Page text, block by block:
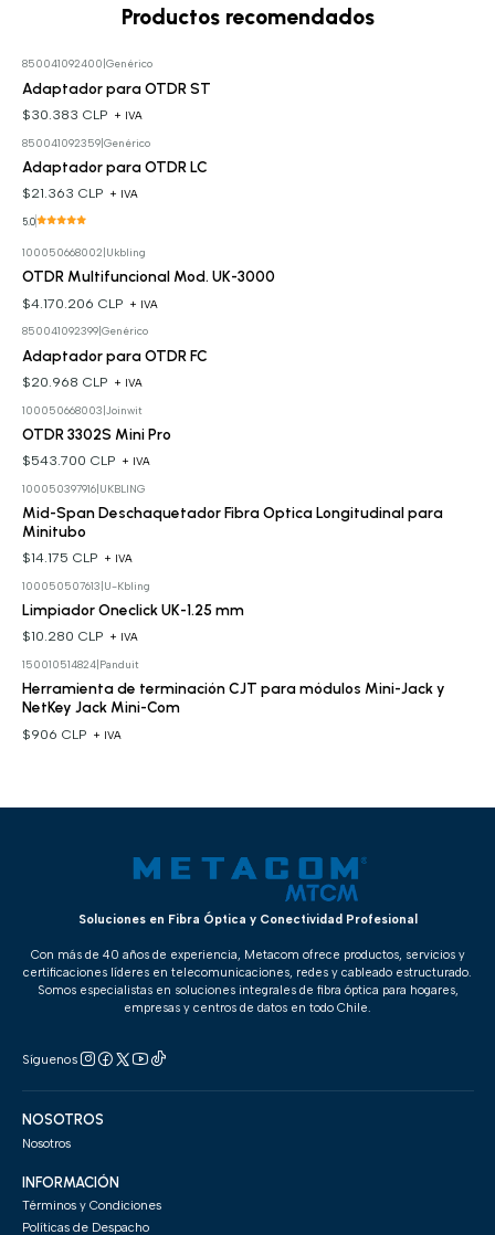
Productos recomendados
850041092400 Genérico
Adaptador para OTDR ST
$30.383 CLP + IVA
850041092359| Genérico
Adaptador para OTDR LC
$21.363 CLP + IVA
5.0
100050668002 Ukbling
OTDR Multifuncional Mod. UK-3000
$4.170.206 CLP + IVA
850041092399| Genérico
Adaptador para OTDR FC
$20.968 CLP + IVA
100050668003 Joinwit
OTDR 3302S Mini Pro
$543.700 CLP + IVA
100050397916| UKBLING
Mid-Span Deschaquetador Fibra Optica Longitudinal para
Minitubo
$14.175 CLP + IVA
100050507613 U-Kbling
Limpiador Oneclick UK-1.25 mm
$10.280 CLP + IVA
150010514824| Panduit
Herramienta de terminación CJT para módulos Mini-Jack y
NetKey Jack Mini-Com
$906 CLP + IVA
Soluciones en Fibra Óptica y Conectividad Profesional
Con más de 40 años de experiencia, Metacom ofrece productos, servicios y
certificaciones líderes en telecomunicaciones, redes y cableado estructurado.
Somos especialistas en soluciones integrales de fibra óptica para hogares,
empresas y centros de datos en todo Chile.
Síguenos
NOSOTROS
Nosotros
INFORMACIÓN
Términos y Condiciones
Políticas de Despacho